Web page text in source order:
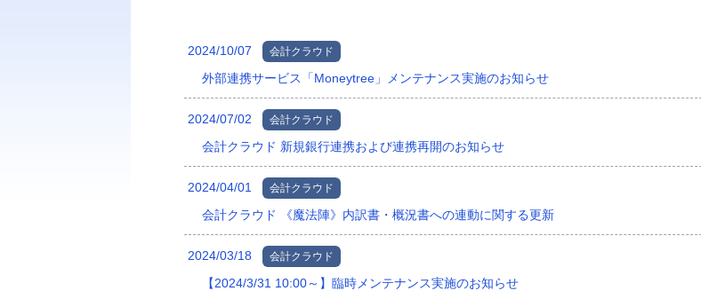
2024/10/07 会計クラウド
外部連携サービス「Moneytree」メンテナンス実施のお知らせ
2024/07/02 会計クラウド
会計クラウド 新規銀行連携および連携再開のお知らせ
2024/04/01 会計クラウド
会計クラウド 《魔法陣》内訳書・概況書への連動に関する更新
2024/03/18 会計クラウド
【2024/3/31 10:00～】臨時メンテナンス実施のお知らせ